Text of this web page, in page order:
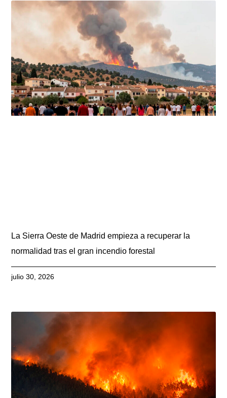
La Sierra Oeste de Madrid empieza a recuperar la
normalidad tras el gran incendio forestal
julio 30, 2026